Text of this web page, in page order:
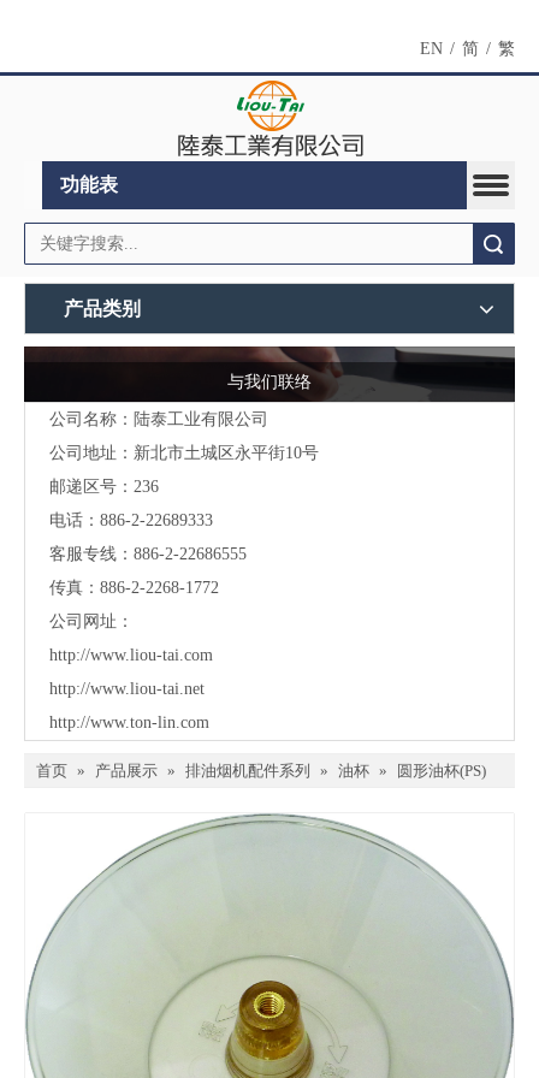
EN / 简 / 繁
功能表
产品类别
与我们联络
公司名称：陆泰工业有限公司
公司地址： 新北市土城区永平街10号
邮递区号：236
电话：886-2-22689333
客服专线：886-2-22686555
传真：886-2-2268-1772
公司网址：
http://www.liou-tai.com
http://www.liou-tai.net
http://www.ton-lin.com
首页 » 产品展示 » 排油烟机配件系列 » 油杯 » 圆形油杯(PS)